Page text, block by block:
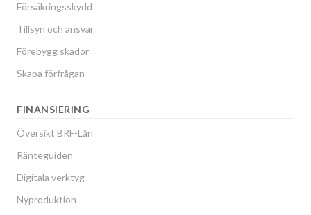
Försäkringsskydd
Tillsyn och ansvar
Förebygg skador
Skapa förfrågan
FINANSIERING
Översikt BRF-Lån
Ränteguiden
Digitala verktyg
Nyproduktion